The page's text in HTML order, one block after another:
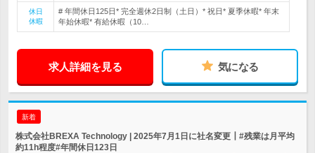
休日
休暇
# 年間休日125日* 完全週休2日制（土日）* 祝日* 夏季休暇* 年末
年始休暇* 有給休暇（10…
求人詳細を見る 気になる
新着
株式会社BREXA Technology | 2025年7月1日に社名変更┃#残業は月平均
約11h程度#年間休日123日